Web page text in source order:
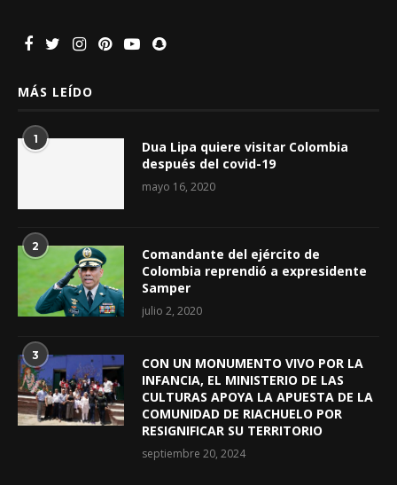
MÁS LEÍDO
1
Dua Lipa quiere visitar Colombia
después del covid-19
mayo 16, 2020
2
Comandante del ejército de
Colombia reprendió a expresidente
Samper
julio 2, 2020
3
CON UN MONUMENTO VIVO POR LA
INFANCIA, EL MINISTERIO DE LAS
CULTURAS APOYA LA APUESTA DE LA
COMUNIDAD DE RIACHUELO POR
RESIGNIFICAR SU TERRITORIO
septiembre 20, 2024